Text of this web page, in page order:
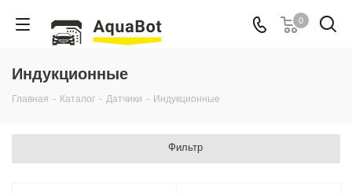
0
Индукционные
Главная - Каталог - Датчики - Индукционные
Фильтр